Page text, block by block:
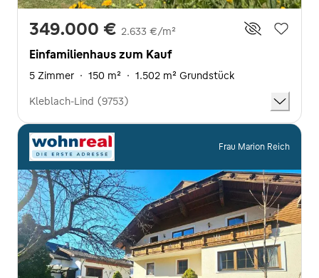
349.000 € 2.633 €/m²
Einfamilienhaus zum Kauf
5 Zimmer · 150 m² · 1.502 m² Grundstück
Kleblach-Lind (9753)
Frau Marion Reich